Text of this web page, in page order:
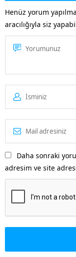
almak işletmenizi öne
çıkaracaktır. Özellikle
Pinterest’in kitlesine...
Henüz yorum
aracılığıyla siz
Daha sonraki
adresim ve site